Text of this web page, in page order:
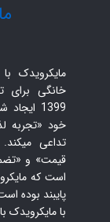
مایکرویدک
خانگی برای
1399
خود «تجربه
تداعی
قیمت» و
است که
پایبند بوده
با مایکرویدک